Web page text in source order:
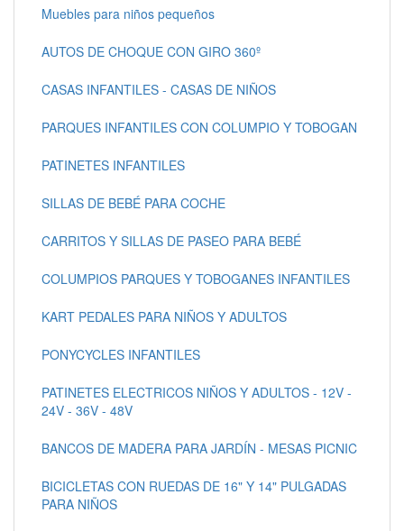
Muebles para niños pequeños
AUTOS DE CHOQUE CON GIRO 360º
CASAS INFANTILES - CASAS DE NIÑOS
PARQUES INFANTILES CON COLUMPIO Y TOBOGAN
PATINETES INFANTILES
SILLAS DE BEBÉ PARA COCHE
CARRITOS Y SILLAS DE PASEO PARA BEBÉ
COLUMPIOS PARQUES Y TOBOGANES INFANTILES
KART PEDALES PARA NIÑOS Y ADULTOS
PONYCYCLES INFANTILES
PATINETES ELECTRICOS NIÑOS Y ADULTOS - 12V -
24V - 36V - 48V
BANCOS DE MADERA PARA JARDÍN - MESAS PICNIC
BICICLETAS CON RUEDAS DE 16" Y 14" PULGADAS
PARA NIÑOS